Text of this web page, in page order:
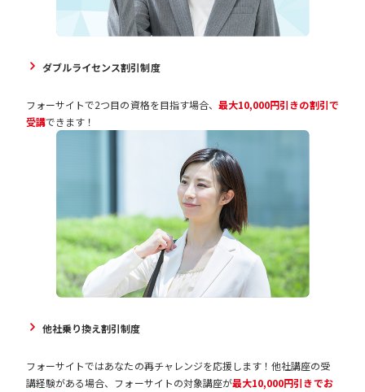
ダブルライセンス割引制度
フォーサイトで2つ目の資格を目指す場合、 最大10,000円引きの割引で
受講できます！
他社乗り換え割引制度
フォーサイトではあなたの再チャレンジを応援します！他社講座の受
講経験がある場合、フォーサイトの対象講座が最大10,000円引きでお